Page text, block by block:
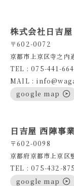
株式会社日吉
〒602-0072
京都市上京区寺之内
TEL : 075-441-
MAIL :
google map
日吉屋 西陣事
〒602-0098
京都府京都市上京区
TEL : 075-432-
google map